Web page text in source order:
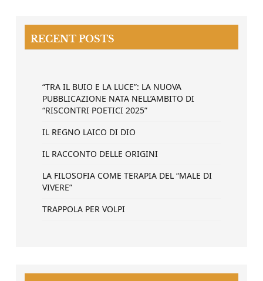
RECENT POSTS
“TRA IL BUIO E LA LUCE”: LA NUOVA
PUBBLICAZIONE NATA NELL’AMBITO DI
“RISCONTRI POETICI 2025”
IL REGNO LAICO DI DIO
IL RACCONTO DELLE ORIGINI
LA FILOSOFIA COME TERAPIA DEL “MALE DI
VIVERE”
TRAPPOLA PER VOLPI